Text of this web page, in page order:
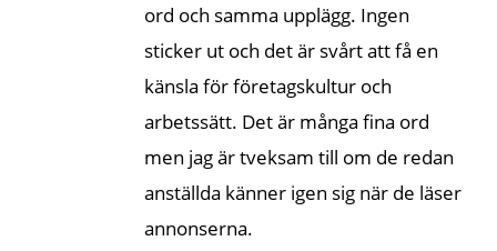
ord och samma upplägg. Ingen
sticker ut och det är svårt att få en
känsla för företagskultur och
arbetssätt. Det är många fina ord
men jag är tveksam till om de redan
anställda känner igen sig när de läser
annonserna.